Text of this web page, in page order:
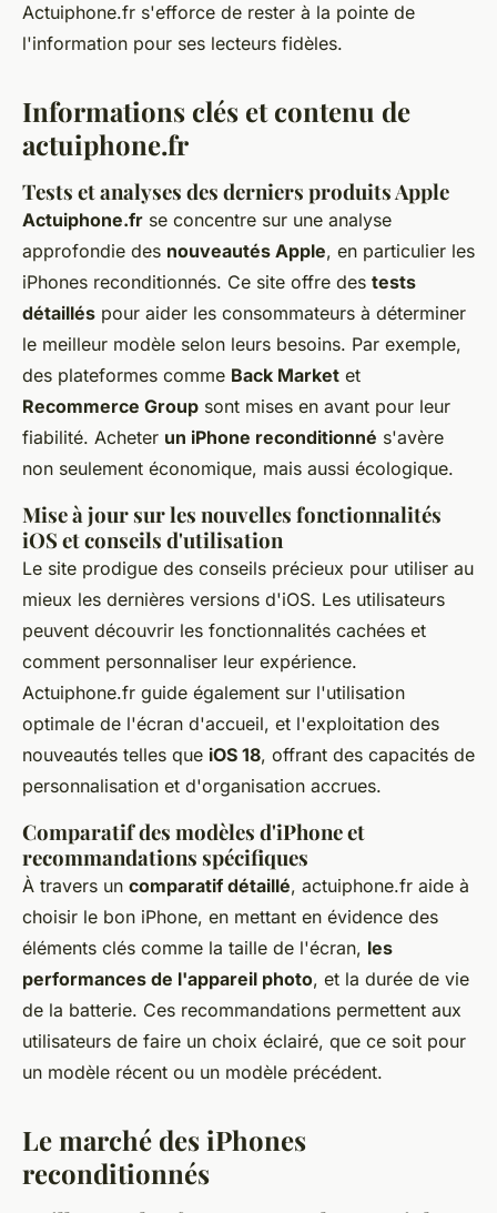
Actuiphone.fr s'efforce de rester à la pointe de
l'information pour ses lecteurs fidèles.
Informations clés et contenu de
actuiphone.fr
Tests et analyses des derniers produits Apple
Actuiphone.fr se concentre sur une analyse
approfondie des nouveautés Apple, en particulier les
iPhones reconditionnés. Ce site offre des tests
détaillés pour aider les consommateurs à déterminer
le meilleur modèle selon leurs besoins. Par exemple,
des plateformes comme Back Market et
Recommerce Group sont mises en avant pour leur
fiabilité. Acheter un iPhone reconditionné s'avère
non seulement économique, mais aussi écologique.
Mise à jour sur les nouvelles fonctionnalités
iOS et conseils d'utilisation
Le site prodigue des conseils précieux pour utiliser au
mieux les dernières versions d'iOS. Les utilisateurs
peuvent découvrir les fonctionnalités cachées et
comment personnaliser leur expérience.
Actuiphone.fr guide également sur l'utilisation
optimale de l'écran d'accueil, et l'exploitation des
nouveautés telles que iOS 18, offrant des capacités de
personnalisation et d'organisation accrues.
Comparatif des modèles d'iPhone et
recommandations spécifiques
À travers un comparatif détaillé, actuiphone.fr aide à
choisir le bon iPhone, en mettant en évidence des
éléments clés comme la taille de l'écran, les
performances de l'appareil photo, et la durée de vie
de la batterie. Ces recommandations permettent aux
utilisateurs de faire un choix éclairé, que ce soit pour
un modèle récent ou un modèle précédent.
Le marché des iPhones
reconditionnés